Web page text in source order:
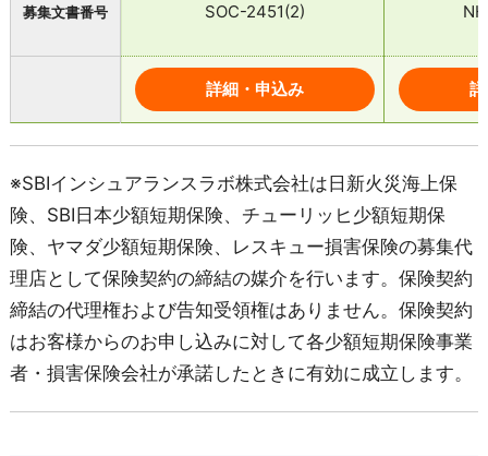
募集文書番号 SOC-2451(2)
詳細・申込み
※SBIインシュアランスラボ株式会社は日新火災海上保
険、SBI日本少額短期保険、チューリッヒ少額短期保
険、ヤマダ少額短期保険、レスキュー損害保険の募集代
理店として保険契約の締結の媒介を行います。保険契約
締結の代理権および告知受領権はありません。保険契約
はお客様からのお申し込みに対して各少額短期保険事業
者・損害保険会社が承諾したときに有効に成立します。